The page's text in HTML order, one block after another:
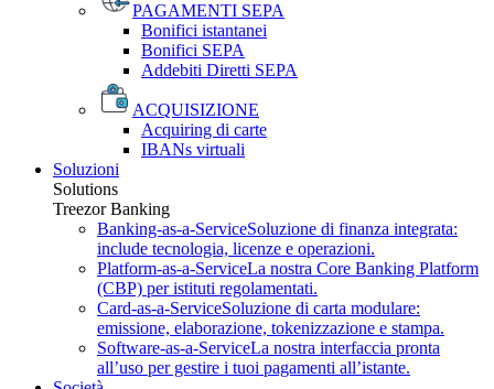
PAGAMENTI SEPA
Bonifici istantanei
Bonifici SEPA
Addebiti Diretti SEPA
ACQUISIZIONE
Acquiring di carte
IBANs virtuali
Soluzioni
Solutions
Treezor Banking
Banking-as-a-ServiceSoluzione di finanza integrata:
include tecnologia, licenze e operazioni.
Platform-as-a-ServiceLa nostra Core Banking Platform
(CBP) per istituti regolamentati.
Card-as-a-ServiceSoluzione di carta modulare:
emissione, elaborazione, tokenizzazione e stampa.
Software-as-a-ServiceLa nostra interfaccia pronta
all’uso per gestire i tuoi pagamenti all’istante.